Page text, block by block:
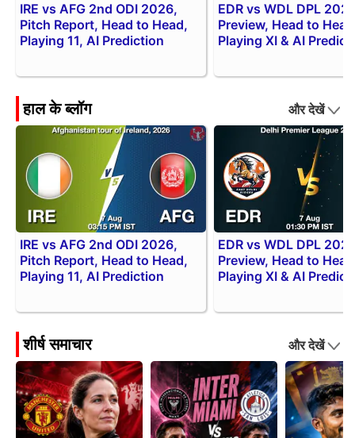
IRE vs AFG 2nd ODI 2026,
Pitch Report, Head to Head,
Playing 11, AI Prediction
EDR vs WDL DPL
Preview, Head to
Playing XI & AI
हाल के ब्लॉग और देखें
IRE vs AFG 2nd ODI 2026,
Pitch Report, Head to Head,
Playing 11, AI Prediction
EDR vs WDL DPL
Preview, Head to
Playing XI & AI
शीर्ष समाचार और देखें